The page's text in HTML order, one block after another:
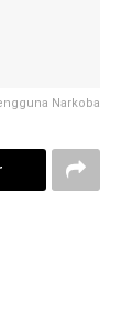
Narkoba